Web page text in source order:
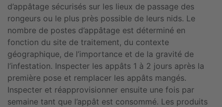
d’appâtage sécurisés sur les lieux de passage des
rongeurs ou le plus près possible de leurs nids. Le
nombre de postes d’appâtage est déterminé en
fonction du site de traitement, du contexte
géographique, de l’importance et de la gravité de
l’infestation. Inspecter les appâts 1 à 2 jours après la
première pose et remplacer les appâts mangés.
Inspecter et réapprovisionner ensuite une fois par
semaine tant que l’appât est consommé. Les produits